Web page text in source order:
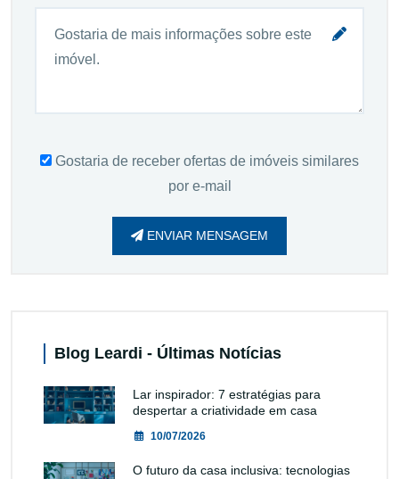
Gostaria de receber ofertas de imóveis similares
por e-mail
ENVIAR MENSAGEM
Blog Leardi - Últimas Notícias
Lar inspirador: 7 estratégias para
despertar a criatividade em casa
10/07/2026
O futuro da casa inclusiva: tecnologias